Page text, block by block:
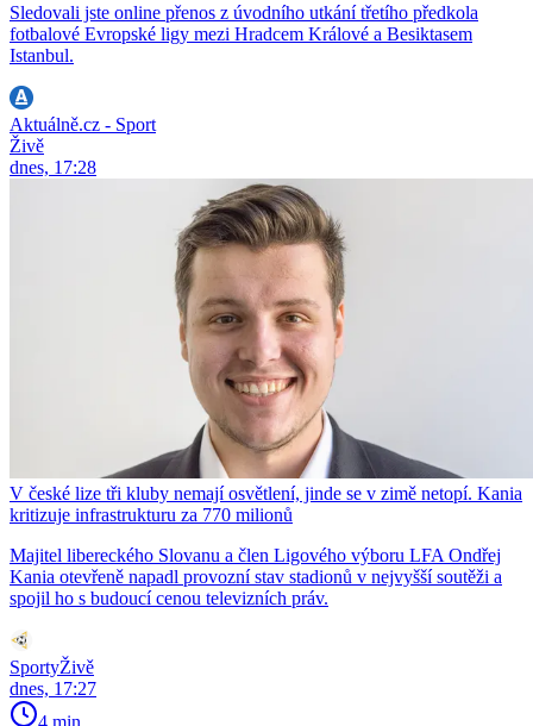
Sledovali jste online přenos z úvodního utkání třetího předkola
fotbalové Evropské ligy mezi Hradcem Králové a Besiktasem
Istanbul.
Aktuálně.cz - Sport
Živě
dnes, 17:28
V české lize tři kluby nemají osvětlení, jinde se v zimě netopí. Kania
kritizuje infrastrukturu za 770 milionů
Majitel libereckého Slovanu a člen Ligového výboru LFA Ondřej
Kania otevřeně napadl provozní stav stadionů v nejvyšší soutěži a
spojil ho s budoucí cenou televizních práv.
SportyŽivě
dnes, 17:27
4 min